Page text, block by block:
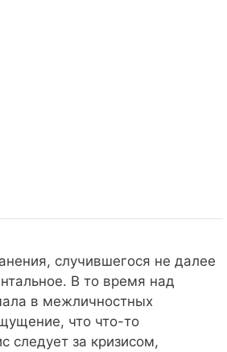
случившегося не далее
В то время над
в межличностных
что что-то
следует за кризисом,